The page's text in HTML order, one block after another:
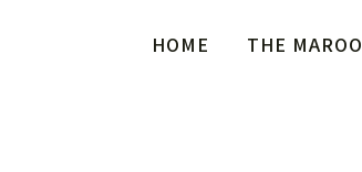
HOME THE MAROO